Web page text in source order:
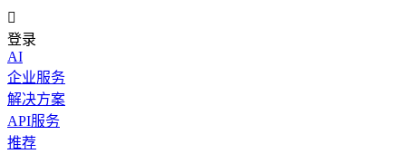

登录
AI
企业服务
解决方案
API服务
推荐